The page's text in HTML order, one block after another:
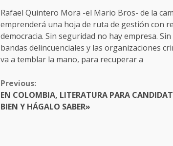
Rafael Quintero Mora -el Mario Bros- de la
emprenderá una hoja de ruta de gestión con
democracia. Sin seguridad no hay empresa.
bandas delincuenciales y las organizaciones
va a temblar la mano, para recuperar a
CONTINUE
READING
Previous:
EN COLOMBIA, LITERATURA PARA
BIEN Y HÁGALO SABER»